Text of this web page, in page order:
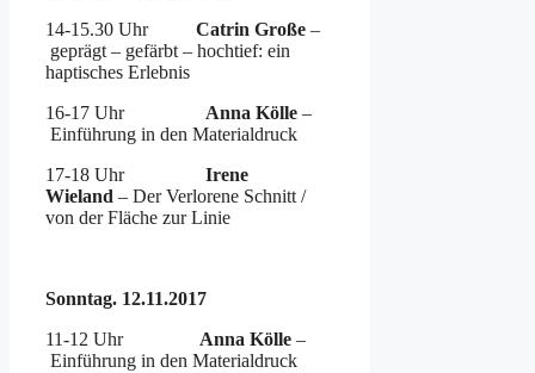
14-15.30 Uhr Catrin Große –
geprägt – gefärbt – hochtief: ein
haptisches Erlebnis
16-17 Uhr Anna Kölle –
Einführung in den Materialdruck
17-18 Uhr Irene
Wieland – Der Verlorene Schnitt /
von der Fläche zur Linie
Sonntag. 12.11.2017
11-12 Uhr Anna Kölle –
Einführung in den Materialdruck